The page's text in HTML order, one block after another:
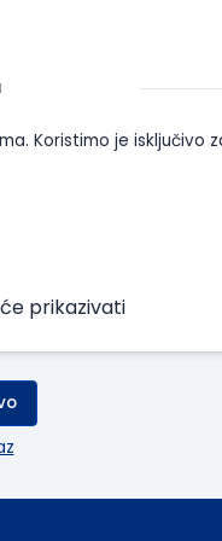
Koristimo je isključivo
prikazivati